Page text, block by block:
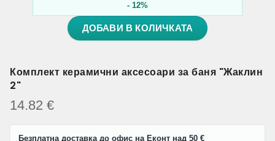
- 12%
ДОБАВИ В КОЛИЧКАТА
Комплект керамични аксесоари за баня "Жаклин
2"
14.82 €
Безплатна доставка до офис на Еконт над 50 €